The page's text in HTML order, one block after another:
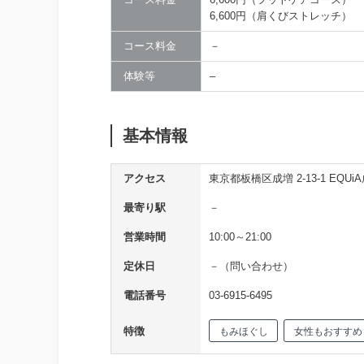
6,600円（肩くびストレッチ）
コース料金 －
体験等 –
基本情報
アクセス 東京都板橋区成増 2-13-1
最寄り駅 －
営業時間 10:00～21:00
定休日 －（問い合わせ）
電話番号 03-6915-6495
特徴 もみほぐし 女性もおすすめ